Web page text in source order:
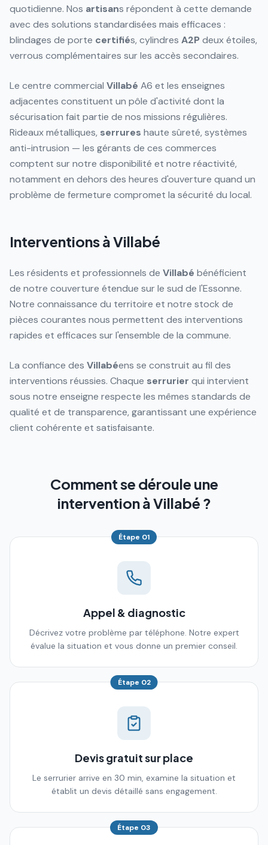
quotidienne. Nos artisans répondent à cette demande
avec des solutions standardisées mais efficaces :
blindages de porte certifiés, cylindres A2P deux étoiles,
verrous complémentaires sur les accès secondaires.
Le centre commercial Villabé A6 et les enseignes
adjacentes constituent un pôle d'activité dont la
sécurisation fait partie de nos missions régulières.
Rideaux métalliques, serrures haute sûreté, systèmes
anti-intrusion — les gérants de ces commerces
comptent sur notre disponibilité et notre réactivité,
notamment en dehors des heures d'ouverture quand un
problème de fermeture compromet la sécurité du local.
Interventions à Villabé
Les résidents et professionnels de Villabé bénéficient
de notre couverture étendue sur le sud de l'Essonne.
Notre connaissance du territoire et notre stock de
pièces courantes nous permettent des interventions
rapides et efficaces sur l'ensemble de la commune.
La confiance des Villabéens se construit au fil des
interventions réussies. Chaque serrurier qui intervient
sous notre enseigne respecte les mêmes standards de
qualité et de transparence, garantissant une expérience
client cohérente et satisfaisante.
Comment se déroule une
intervention à Villabé ?
Étape 01
Appel & diagnostic
Décrivez votre problème par téléphone. Notre expert
évalue la situation et vous donne un premier conseil.
Étape 02
Devis gratuit sur place
Le serrurier arrive en 30 min, examine la situation et
établit un devis détaillé sans engagement.
Étape 03